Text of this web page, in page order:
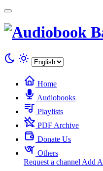
Home
Audiobooks
Playlists
PDF Archive
Donate Us
Others
Request a channel Add